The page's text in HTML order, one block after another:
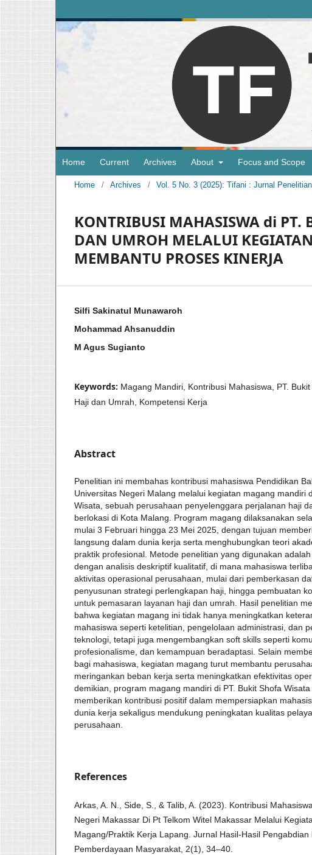
Home Current Archives About Focus and Scope
Home / Archives / Vol. 5 No. 3 (2025): Tifani : Jurnal
KONTRIBUSI MAHASISWA di PT.
DAN UMROH MELALUI
MEMBANTU PROSES KINERJA
Silfi Sakinatul Munawaroh
Mohammad Ahsanuddin
M Agus Sugianto
Keywords: Magang Mandiri, Kontribusi Mahasiswa, PT. Bukit
Haji dan Umrah, Kompetensi Kerja
Abstract
Penelitian ini membahas kontribusi mahasiswa Pendidikan
Universitas Negeri Malang melalui kegiatan magang mandiri
Wisata, sebuah perusahaan penyelenggara perjalanan haji
berlokasi di Kota Malang. Program magang dilaksanakan
mulai 3 Februari hingga 23 Mei 2025, dengan tujuan
langsung dalam dunia kerja serta menghubungkan teori
praktik profesional. Metode penelitian yang digunakan
dengan analisis deskriptif kualitatif, di mana mahasiswa
aktivitas operasional perusahaan, mulai dari pemberkasan
penyusunan strategi perlengkapan haji, hingga pembuatan
untuk pemasaran layanan haji dan umrah. Hasil penelitian
bahwa kegiatan magang ini tidak hanya meningkatkan
mahasiswa seperti ketelitian, pengelolaan administrasi, dan
teknologi, tetapi juga mengembangkan soft skills seperti
profesionalisme, dan kemampuan beradaptasi. Selain
bagi mahasiswa, kegiatan magang turut membantu
meringankan beban kerja serta meningkatkan efektivitas
demikian, program magang mandiri di PT. Bukit Shofa
memberikan kontribusi positif dalam mempersiapkan
dunia kerja sekaligus mendukung peningkatan kualitas
perusahaan.
References
Arkas, A. N., Side, S., & Talib, A. (2023). Kontribusi
Negeri Makassar Di Pt Telkom Witel Makassar Melalui
Magang/Praktik Kerja Lapang. Jurnal Hasil-Hasil Pengabdian
Pemberdayaan Masyarakat, 2(1), 34–40.